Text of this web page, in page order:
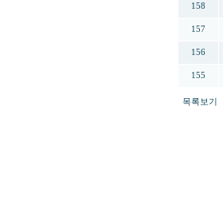
158
157
156
155
목록보기